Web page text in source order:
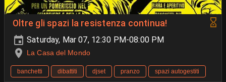
Oltre gli spazi la resistenza continua!
Saturday, Mar 07, 12:30 PM-08:00 PM
La Casa del Mondo
banchetti dibattiti djset pranzo spazi autogestiti